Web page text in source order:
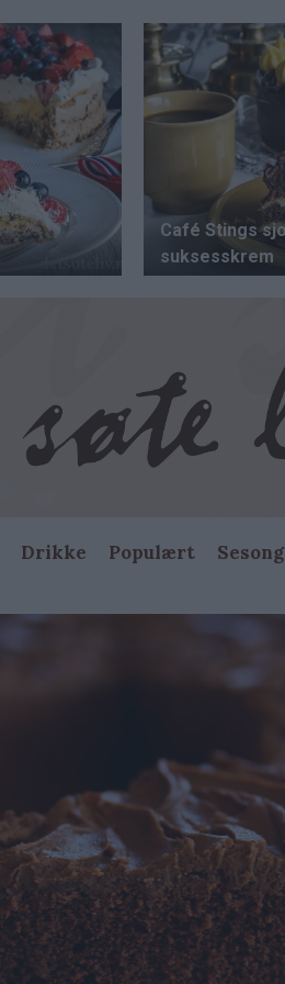
Drikke Populært Sesong